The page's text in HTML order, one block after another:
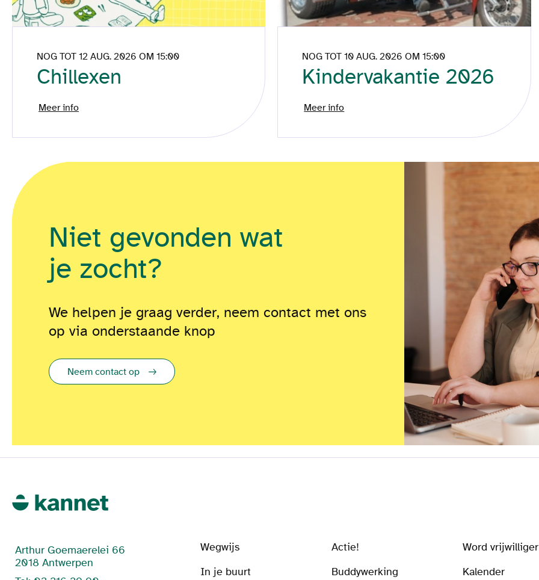
NOG TOT 12 AUG. 2026 OM 15:00
Chillexen
Meer info
NOG TOT 10 AUG. 2026 OM 15:00
Kindervakantie 2026
Meer info
Niet gevonden wat
je zocht?
We helpen je graag verder, neem contact met ons
op via onderstaande knop
Neem contact op
Arthur Goemaerelei 66
2018 Antwerpen
Wegwijs Actie!
Word vrijwilliger
In je buurt
Buddywerking Kalender